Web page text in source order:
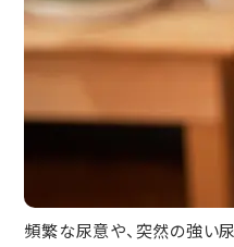
頻繁な尿意や、突然の強い